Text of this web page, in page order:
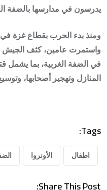
يدرسون في مدارسها بالضفة
واستمرت عامين، كثف الجيش
في الضفة الغربية، بما يشمل
المنازل وتهجير أصحابها،
Tags:
اطفال الأونروا
Share This Post: